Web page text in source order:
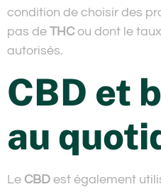
condition de choisir des
pas de THCou dont le
autorisés.
CBD et
au
Le CBD est également